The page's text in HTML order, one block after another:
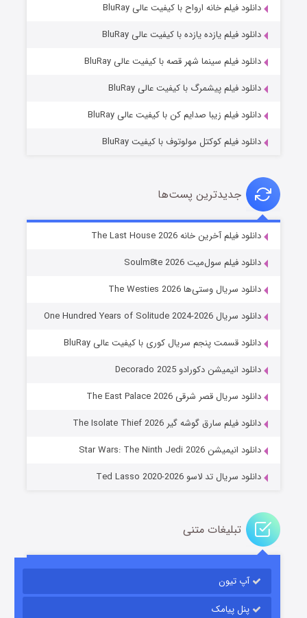
شوگر فصل ۲
خاندان اژدها فصل ۳
قسمت۶ (زیرنویس) منتشر شد
دانلود فیلم خانه ارواح با کیفیت عالی BluRay
دانلود فیلم یازده یازده با کیفیت عالی BluRay
دانلود فیلم سینما شهر قصه با کیفیت عالی BluRay
دانلود فیلم پیشمرگ با کیفیت عالی BluRay
دانلود فیلم زیبا صدایم کن با کیفیت عالی BluRay
دانلود فیلم کوکتل مولوتوف با کیفیت BluRay
جدیدترین پست‌ها
دانلود فیلم آخرین خانه The Last House 2026
دانلود فیلم سول‌میت Soulm8te 2026
دانلود سریال وستی‌ها The Westies 2026
دانلود سریال One Hundred Years of Solitude 2024-2026
دانلود قسمت پنجم سریال کوری با کیفیت عالی BluRay
دانلود انیمیشن دکورادو Decorado 2025
دانلود سریال قصر شرقی The East Palace 2026
دانلود فیلم سارق گوشه گیر The Isolate Thief 2026
دانلود انیمیشن Star Wars: The Ninth Jedi 2026
دانلود سریال تد لاسو Ted Lasso 2020-2026
تبلیغات متنی
آپ تیون
پنل پیامک